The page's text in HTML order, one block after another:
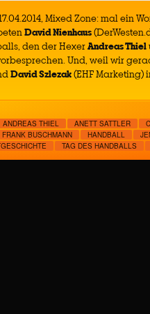
Mixed Zone: mal ein
David Nienhaus
den der HexerAndreas Thiel
Und, weil wir
David Szlezak(EHF Marketing)
ANDREAS THIEL ANETT SATTLER
FRANK BUSCHMANN HANDBALL
TAG DES HANDBALLS